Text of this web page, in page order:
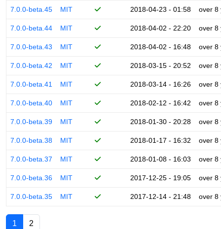
7.0.0-beta.45 MIT 2018-04-23 - 01:58 over 8
7.0.0-beta.44 MIT 2018-04-02 - 22:20 over 8
7.0.0-beta.43 MIT 2018-04-02 - 16:48 over 8
7.0.0-beta.42 MIT 2018-03-15 - 20:52 over 8
7.0.0-beta.41 MIT 2018-03-14 - 16:26 over 8
7.0.0-beta.40 MIT 2018-02-12 - 16:42 over 8
7.0.0-beta.39 MIT 2018-01-30 - 20:28 over 8
7.0.0-beta.38 MIT 2018-01-17 - 16:32 over 8
7.0.0-beta.37 MIT 2018-01-08 - 16:03 over 8
7.0.0-beta.36 MIT 2017-12-25 - 19:05 over 8
7.0.0-beta.35 MIT 2017-12-14 - 21:48 over 8
1 2